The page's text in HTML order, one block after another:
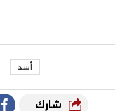
أسد
شارك